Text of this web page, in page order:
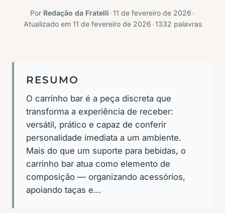
Por Redação da Fratelli 11 de fevereiro de 2026
Atualizado em 11 de fevereiro de 2026 1332 palavras
RESUMO
O carrinho bar é a peça discreta que
transforma a experiência de receber:
versátil, prático e capaz de conferir
personalidade imediata a um ambiente.
Mais do que um suporte para bebidas, o
carrinho bar atua como elemento de
composição — organizando acessórios,
apoiando taças e...